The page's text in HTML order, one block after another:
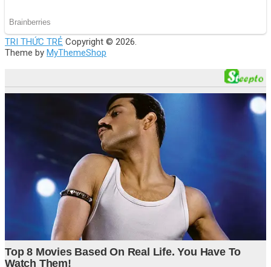
TRI THỨC TRẺ Copyright © 2026.
Theme by MyThemeShop